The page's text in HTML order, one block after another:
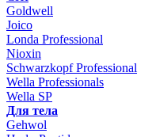
Goldwell
Joico
Londa Professional
Nioxin
Schwarzkopf Professional
Wella Professionals
Wella SP
Для тела
Gehwol